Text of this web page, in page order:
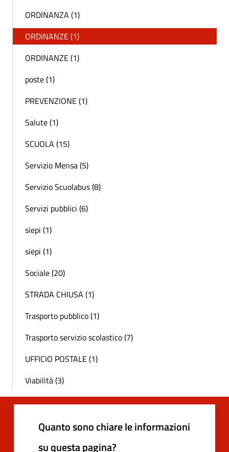
ORDINANZA (1)
ORDINANZE (1)
ORDINANZE (1)
poste (1)
PREVENZIONE (1)
Salute (1)
SCUOLA (15)
Servizio Mensa (5)
Servizio Scuolabus (8)
Servizi pubblici (6)
siepi (1)
siepi (1)
Sociale (20)
STRADA CHIUSA (1)
Trasporto pubblico (1)
Trasporto servizio scolastico (7)
UFFICIO POSTALE (1)
Viabilità (3)
Quanto sono chiare le informazioni
su questa pagina?